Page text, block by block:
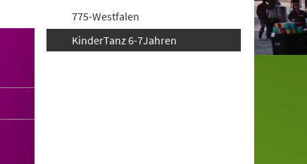
775-Westfalen
KinderTanz 6-7Jahren